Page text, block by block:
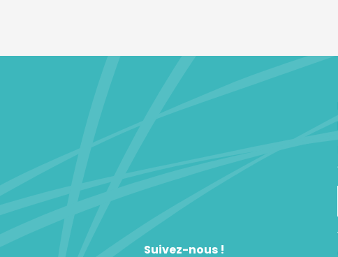
Suivez-nous !